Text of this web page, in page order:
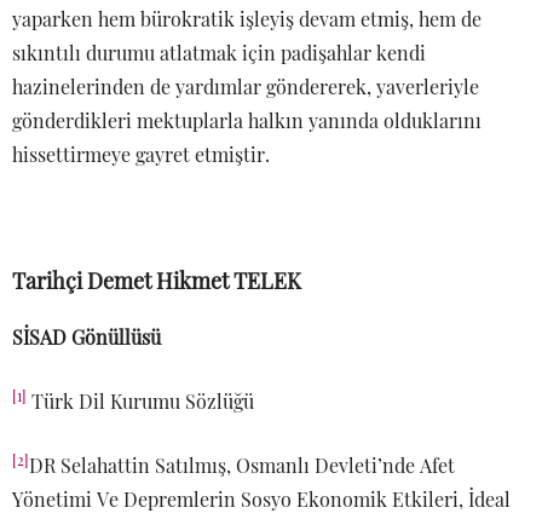
yaparken hem bürokratik işleyiş devam etmiş, hem de
sıkıntılı durumu atlatmak için padişahlar kendi
hazinelerinden de yardımlar göndererek, yaverleriyle
gönderdikleri mektuplarla halkın yanında olduklarını
hissettirmeye gayret etmiştir.
Tarihçi Demet Hikmet TELEK
SİSAD Gönüllüsü
[1] Türk Dil Kurumu Sözlüğü
[2]DR Selahattin Satılmış, Osmanlı Devleti’nde Afet
Yönetimi Ve Depremlerin Sosyo Ekonomik Etkileri, İdeal